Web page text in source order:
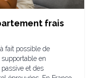
frais
fait possible de
en
et des